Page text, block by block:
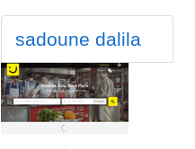
sadoune dalila